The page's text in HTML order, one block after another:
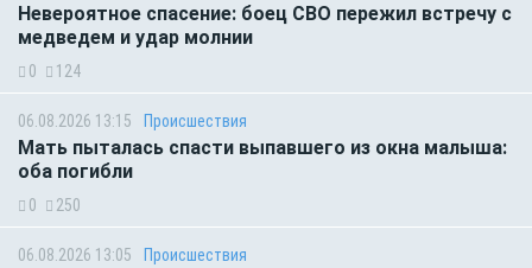
Невероятное спасение: боец СВО пережил встречу с
медведем и удар молнии
0 124
06.08.2026 13:15 Происшествия
Мать пыталась спасти выпавшего из окна малыша:
оба погибли
0 250
06.08.2026 13:05 Происшествия